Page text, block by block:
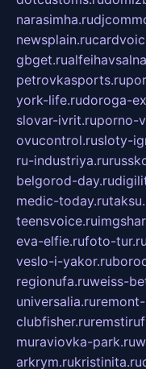
narasimha.ru
newsplain.ru
gbget.ru
petrovkasports.ru
york-life.rudoroga-
slovar-ivrit.ruporno-
ovucontrol.rusloty-
ru-industriya.ru
belgorod-day.ru
medic-today.ru
teensvoice.ru
eva-elfie.rufoto-tur.ru
veslo-i-yakor.ru
regionufa.ruweiss-
universalia.ru
clubfisher.ru
muraviovka-park.ru
arkrym.rukristinita.ru